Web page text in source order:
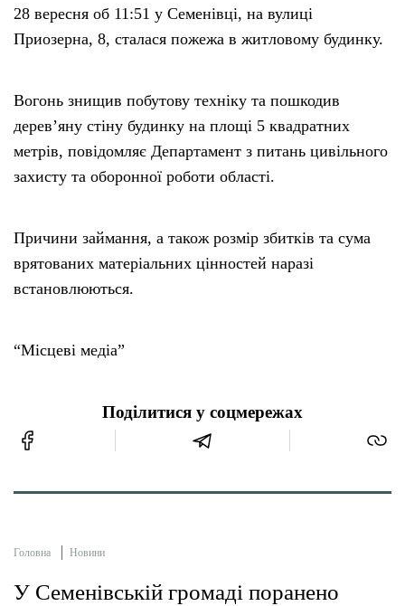
28 вересня об 11:51 у Семенівці, на вулиці
Приозерна, 8, сталася пожежа в житловому будинку.
Вогонь знищив побутову техніку та пошкодив
дерев’яну стіну будинку на площі 5 квадратних
метрів, повідомляє Департамент з питань цивільного
захисту та оборонної роботи області.
Причини займання, а також розмір збитків та сума
врятованих матеріальних цінностей наразі
встановлюються.
“Місцеві медіа”
Поділитися у соцмережах
Головна Новини
У Семенівській громаді поранено